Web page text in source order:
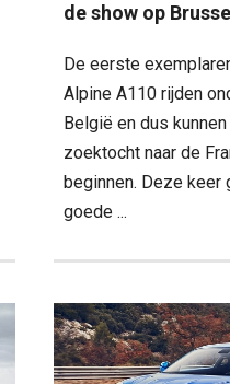
de show op
De eerste
Alpine A110 rijden
België en dus
zoektocht naar de
beginnen. Deze
goede ...